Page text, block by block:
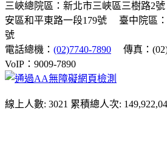
三峽總院區：新北市三峽區三樹路2號
安區和平東路一段179號
臺中院區
號
電話總機： (02)7740-7890 傳真：
VoIP：9009-7890
線上人數: 3021 累積總人次: